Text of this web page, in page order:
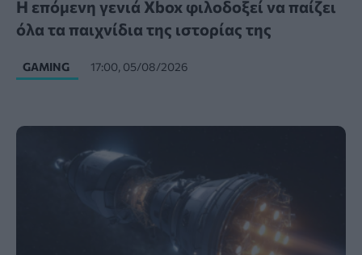
Η επόμενη γενιά Xbox φιλοδοξεί να παίζει
όλα τα παιχνίδια της ιστορίας της
GAMING 17:00, 05/08/2026